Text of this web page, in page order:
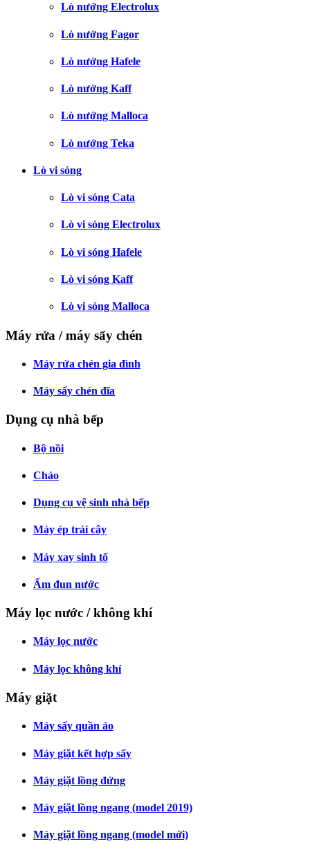
Lò nướng Electrolux
Lò nướng Fagor
Lò nướng Hafele
Lò nướng Kaff
Lò nướng Malloca
Lò nướng Teka
Lò vi sóng
Lò vi sóng Cata
Lò vi sóng Electrolux
Lò vi sóng Hafele
Lò vi sóng Kaff
Lò vi sóng Malloca
Máy rửa / máy sấy chén
Máy rửa chén gia đình
Máy sấy chén đĩa
Dụng cụ nhà bếp
Bộ nồi
Chảo
Dụng cụ vệ sinh nhà bếp
Máy ép trái cây
Máy xay sinh tố
Ấm đun nước
Máy lọc nước / không khí
Máy lọc nước
Máy lọc không khí
Máy giặt
Máy sấy quần áo
Máy giặt kết hợp sấy
Máy giặt lồng đứng
Máy giặt lồng ngang (model 2019)
Máy giặt lồng ngang (model mới)